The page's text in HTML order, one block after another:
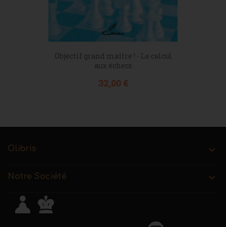
Objectif grand maître ! - Le calcul
aux échecs
Prix
32,00 €
Olibris 
Notre Société 